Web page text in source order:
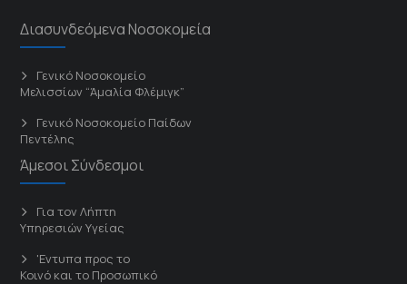
Διασυνδεόμενα Νοσοκομεία
Γενικό Νοσοκομείο
Μελισσίων “Άμαλία Φλέμιγκ”
Γενικό Νοσοκομείο Παίδων
Πεντέλης
Άμεσοι Σύνδεσμοι
Για τον Λήπτη
Υπηρεσιών Υγείας
'Εντυπα προς το
Κοινό και το Προσωπικό